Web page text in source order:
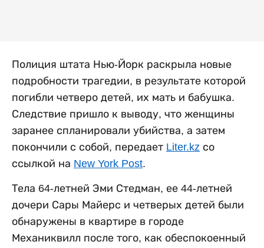
Полиция штата Нью-Йорк раскрыла новые
подробности трагедии, в результате которой
погибли четверо детей, их мать и бабушка.
Следствие пришло к выводу, что женщины
заранее спланировали убийства, а затем
покончили с собой, передает Liter.kz со
ссылкой на New York Post.
Тела 64-летней Эми Стедман, ее 44-летней
дочери Сары Майерс и четверых детей были
обнаружены в квартире в городе
Механиквилл после того, как обеспокоенный